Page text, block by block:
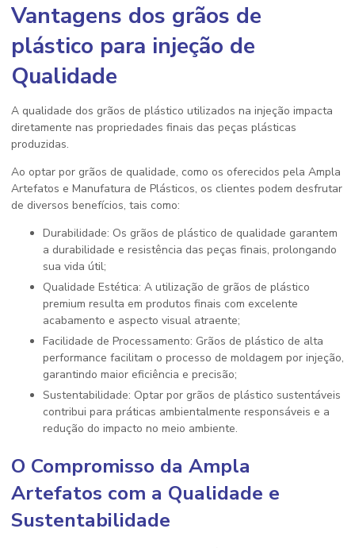
Vantagens dos grãos de
plástico para injeção de
Qualidade
A qualidade dos grãos de plástico utilizados na injeção impacta
diretamente nas propriedades finais das peças plásticas
produzidas.
Ao optar por grãos de qualidade, como os oferecidos pela Ampla
Artefatos e Manufatura de Plásticos, os clientes podem desfrutar
de diversos benefícios, tais como:
Durabilidade: Os grãos de plástico de qualidade garantem
a durabilidade e resistência das peças finais, prolongando
sua vida útil;
Qualidade Estética: A utilização de grãos de plástico
premium resulta em produtos finais com excelente
acabamento e aspecto visual atraente;
Facilidade de Processamento: Grãos de plástico de alta
performance facilitam o processo de moldagem por injeção,
garantindo maior eficiência e precisão;
Sustentabilidade: Optar por grãos de plástico sustentáveis
contribui para práticas ambientalmente responsáveis e a
redução do impacto no meio ambiente.
O Compromisso da Ampla
Artefatos com a Qualidade e
Sustentabilidade